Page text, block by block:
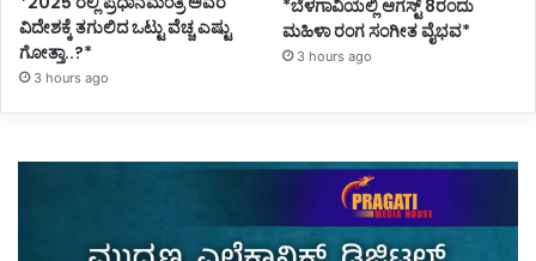
ವಿದೇಶಕ್ಕೆ ತಗುಲಿದ ಒಟ್ಟು ವೆಚ್ಚ ಎಷ್ಟು
ಗೋತ್ತಾ..?*
3 hours ago
*ಬೆಳಗಾವಿಯಲ್ಲಿ ಆಗಸ್ಟ್ 8ರಂದು
ಮಹಿಳಾ ರಂಗ ಸಂಗೀತ ವೈಭವ*
3 hours ago